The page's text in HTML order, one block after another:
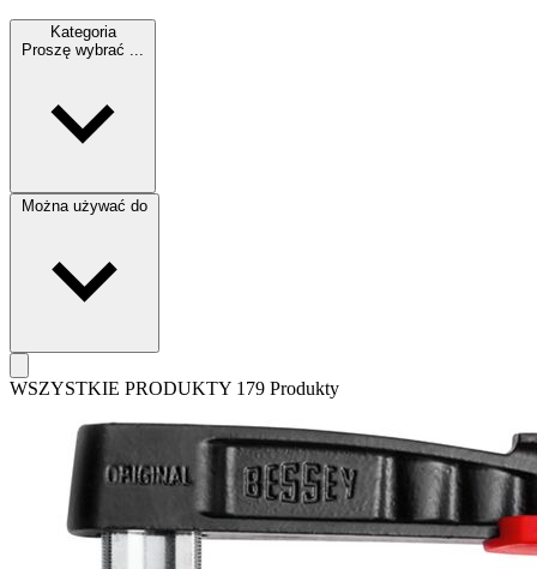
Kategoria
Proszę wybrać ...
Można używać do
WSZYSTKIE PRODUKTY 179 Produkty